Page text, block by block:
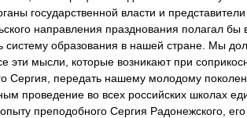
государственной власти и
направления празднования полагал
систему образования в нашей стране. Мы
эти мысли, которые возникают при
Сергия, передать нашему молодому
проведение во всех российских школах
преподобного Сергия Радонежского,